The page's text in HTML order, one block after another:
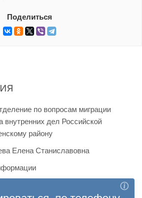
Поделиться
по вопросам миграции
дел Российской
району
Елена Станиславовна